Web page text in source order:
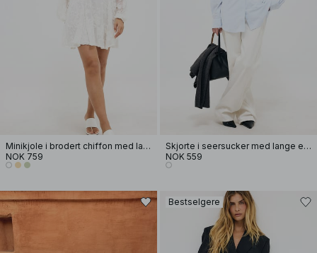
Minikjole i brodert chiffon med lange ermer
NOK 759
Skjorte i seersucker med lange ermer
NOK 559
Bestselgere